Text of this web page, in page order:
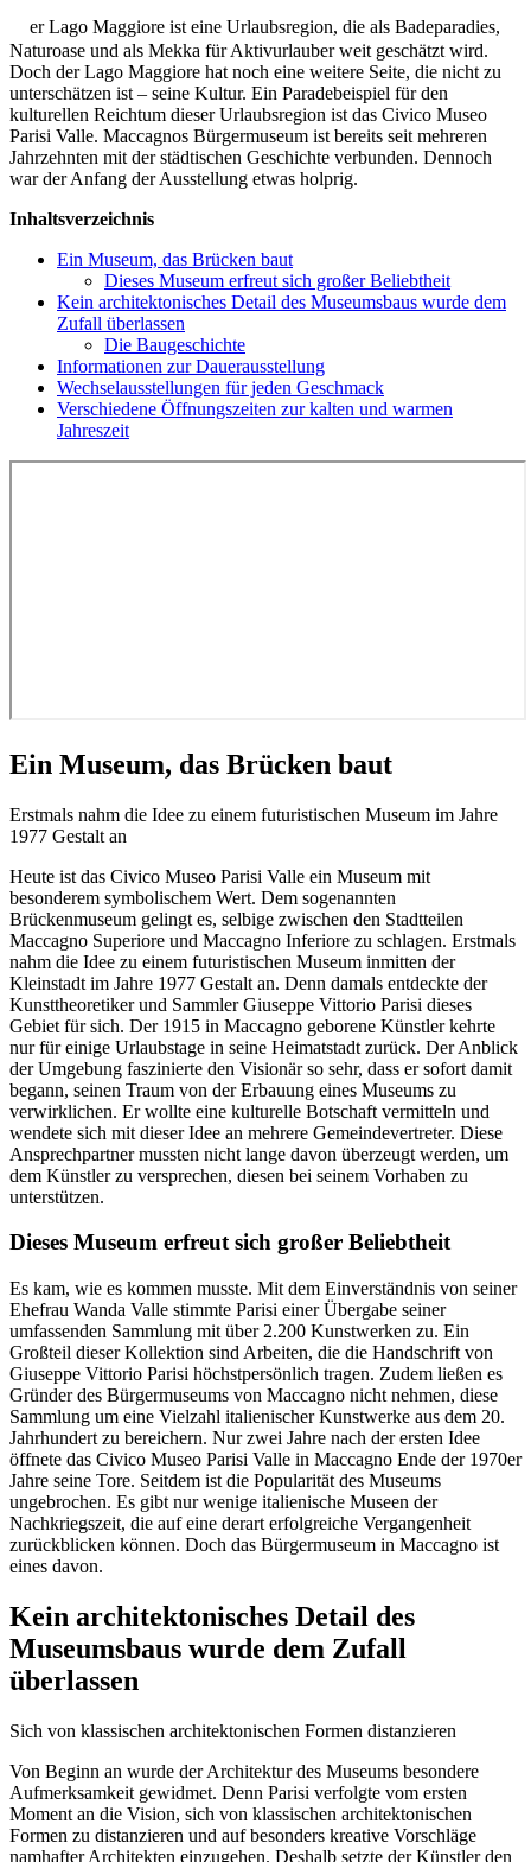
er Lago Maggiore ist eine Urlaubsregion, die als Badeparadies,
Naturoase und als Mekka für Aktivurlauber weit geschätzt wird.
Doch der Lago Maggiore hat noch eine weitere Seite, die nicht zu
unterschätzen ist – seine Kultur. Ein Paradebeispiel für den
kulturellen Reichtum dieser Urlaubsregion ist das Civico Museo
Parisi Valle. Maccagnos Bürgermuseum ist bereits seit mehreren
Jahrzehnten mit der städtischen Geschichte verbunden. Dennoch
war der Anfang der Ausstellung etwas holprig.
Inhaltsverzeichnis
Ein Museum, das Brücken baut
Dieses Museum erfreut sich großer Beliebtheit
Kein architektonisches Detail des Museumsbaus wurde dem
Zufall überlassen
Die Baugeschichte
Informationen zur Dauerausstellung
Wechselausstellungen für jeden Geschmack
Verschiedene Öffnungszeiten zur kalten und warmen
Jahreszeit
Ein Museum, das Brücken baut
Erstmals nahm die Idee zu einem futuristischen Museum im Jahre
1977 Gestalt an
Heute ist das Civico Museo Parisi Valle ein Museum mit
besonderem symbolischem Wert. Dem sogenannten
Brückenmuseum gelingt es, selbige zwischen den Stadtteilen
Maccagno Superiore und Maccagno Inferiore zu schlagen. Erstmals
nahm die Idee zu einem futuristischen Museum inmitten der
Kleinstadt im Jahre 1977 Gestalt an. Denn damals entdeckte der
Kunsttheoretiker und Sammler Giuseppe Vittorio Parisi dieses
Gebiet für sich. Der 1915 in Maccagno geborene Künstler kehrte
nur für einige Urlaubstage in seine Heimatstadt zurück. Der Anblick
der Umgebung faszinierte den Visionär so sehr, dass er sofort damit
begann, seinen Traum von der Erbauung eines Museums zu
verwirklichen. Er wollte eine kulturelle Botschaft vermitteln und
wendete sich mit dieser Idee an mehrere Gemeindevertreter. Diese
Ansprechpartner mussten nicht lange davon überzeugt werden, um
dem Künstler zu versprechen, diesen bei seinem Vorhaben zu
unterstützen.
Dieses Museum erfreut sich großer Beliebtheit
Es kam, wie es kommen musste. Mit dem Einverständnis von seiner
Ehefrau Wanda Valle stimmte Parisi einer Übergabe seiner
umfassenden Sammlung mit über 2.200 Kunstwerken zu. Ein
Großteil dieser Kollektion sind Arbeiten, die die Handschrift von
Giuseppe Vittorio Parisi höchstpersönlich tragen. Zudem ließen es
Gründer des Bürgermuseums von Maccagno nicht nehmen, diese
Sammlung um eine Vielzahl italienischer Kunstwerke aus dem 20.
Jahrhundert zu bereichern. Nur zwei Jahre nach der ersten Idee
öffnete das Civico Museo Parisi Valle in Maccagno Ende der 1970er
Jahre seine Tore. Seitdem ist die Popularität des Museums
ungebrochen. Es gibt nur wenige italienische Museen der
Nachkriegszeit, die auf eine derart erfolgreiche Vergangenheit
zurückblicken können. Doch das Bürgermuseum in Maccagno ist
eines davon.
Kein architektonisches Detail des
Museumsbaus wurde dem Zufall
überlassen
Sich von klassischen architektonischen Formen distanzieren
Von Beginn an wurde der Architektur des Museums besondere
Aufmerksamkeit gewidmet. Denn Parisi verfolgte vom ersten
Moment an die Vision, sich von klassischen architektonischen
Formen zu distanzieren und auf besonders kreative Vorschläge
namhafter Architekten einzugehen. Deshalb setzte der Künstler den